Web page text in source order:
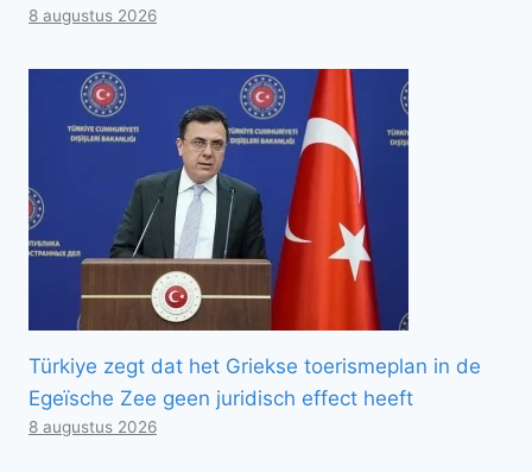
8 augustus 2026
Türkiye zegt dat het Griekse toerismeplan in de
Egeïsche Zee geen juridisch effect heeft
8 augustus 2026